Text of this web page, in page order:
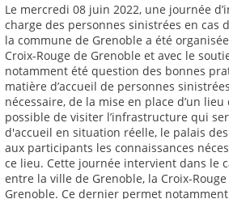
Le mercredi 08 juin 2022, une journée
charge des personnes sinistrées en cas
la commune de Grenoble a été
Croix-Rouge de Grenoble et avec le
notamment été question des bonnes
matière d’accueil de personnes
nécessaire, de la mise en place d’un lieu
possible de visiter l’infrastructure qui
d'accueil en situation réelle, le palais
aux participants les connaissances
ce lieu. Cette journée intervient dans le
entre la ville de Grenoble, la Croix-Rouge
Grenoble. Ce dernier permet